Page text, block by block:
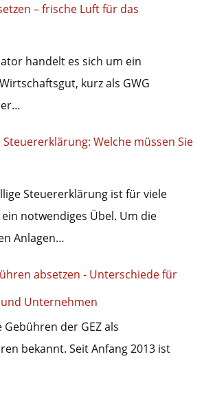
– frische Luft für das
handelt es sich um ein
kurz als GWG
Steuererklärung: Welche müssen Sie
Steuererklärung ist für viele
notwendiges Übel. Um die
Anlagen…
absetzen - Unterschiede für
Unternehmen
Gebühren der GEZ als
bekannt. Seit Anfang 2013 ist